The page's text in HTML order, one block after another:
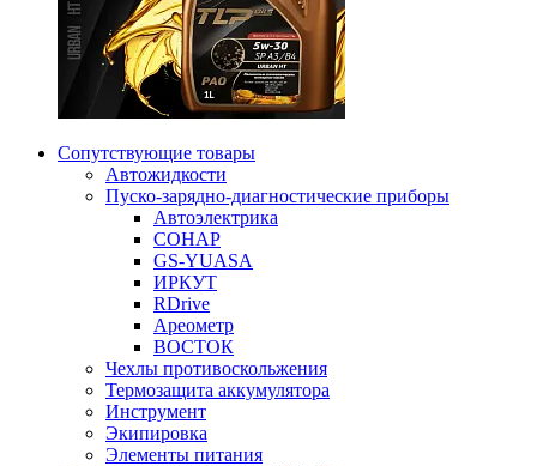
Сопутствующие товары
Автожидкости
Пуско-зарядно-диагностические приборы
Автоэлектрика
СОНАР
GS-YUASA
ИРКУТ
RDrive
Ареометр
ВОСТОК
Чехлы противоскольжения
Термозащита аккумулятора
Инструмент
Экипировка
Элементы питания